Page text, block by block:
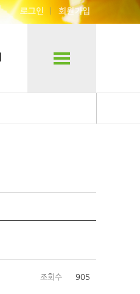
로그인 회원가입
조회수 905